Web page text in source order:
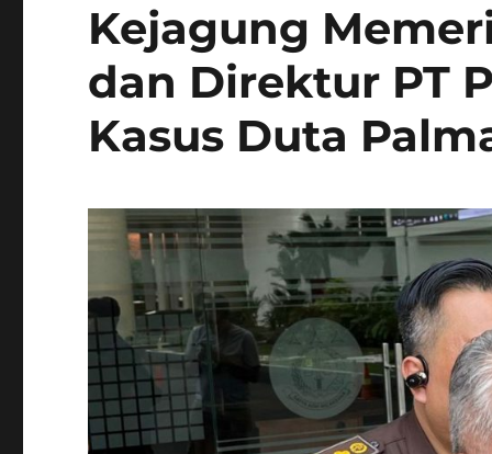
Kejagung
dan Direktur PT
Kasus Duta